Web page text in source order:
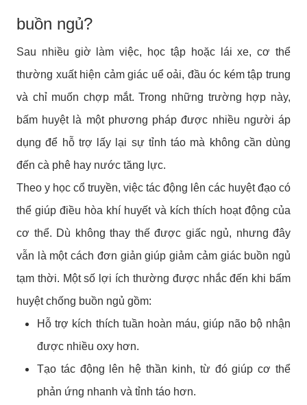
buồn ngủ?
Sau nhiều giờ làm việc, học tập hoặc lái xe, cơ thể
thường xuất hiện cảm giác uể oải, đầu óc kém tập trung
và chỉ muốn chợp mắt. Trong những trường hợp này,
bấm huyệt là một phương pháp được nhiều người áp
dụng để hỗ trợ lấy lại sự tỉnh táo mà không cần dùng
đến cà phê hay nước tăng lực.
Theo y học cổ truyền, việc tác động lên các huyệt đạo có
thể giúp điều hòa khí huyết và kích thích hoạt động của
cơ thể. Dù không thay thế được giấc ngủ, nhưng đây
vẫn là một cách đơn giản giúp giảm cảm giác buồn ngủ
tạm thời. Một số lợi ích thường được nhắc đến khi bấm
huyệt chống buồn ngủ gồm:
Hỗ trợ kích thích tuần hoàn máu, giúp não bộ nhận
được nhiều oxy hơn.
Tạo tác động lên hệ thần kinh, từ đó giúp cơ thể
phản ứng nhanh và tỉnh táo hơn.